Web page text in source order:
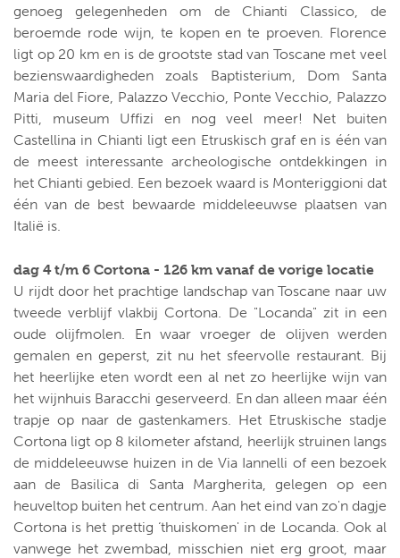
genoeg gelegenheden om de Chianti Classico, de
beroemde rode wijn, te kopen en te proeven. Florence
ligt op 20 km en is de grootste stad van Toscane met veel
bezienswaardigheden zoals Baptisterium, Dom Santa
Maria del Fiore, Palazzo Vecchio, Ponte Vecchio, Palazzo
Pitti, museum Uffizi en nog veel meer! Net buiten
Castellina in Chianti ligt een Etruskisch graf en is één van
de meest interessante archeologische ontdekkingen in
het Chianti gebied. Een bezoek waard is Monteriggioni dat
één van de best bewaarde middeleeuwse plaatsen van
Italië is.
dag 4 t/m 6 Cortona - 126 km vanaf de vorige locatie
U rijdt door het prachtige landschap van Toscane naar uw
tweede verblijf vlakbij Cortona. De "Locanda" zit in een
oude olijfmolen. En waar vroeger de olijven werden
gemalen en geperst, zit nu het sfeervolle restaurant. Bij
het heerlijke eten wordt een al net zo heerlijke wijn van
het wijnhuis Baracchi geserveerd. En dan alleen maar één
trapje op naar de gastenkamers. Het Etruskische stadje
Cortona ligt op 8 kilometer afstand, heerlijk struinen langs
de middeleeuwse huizen in de Via Iannelli of een bezoek
aan de Basilica di Santa Margherita, gelegen op een
heuveltop buiten het centrum. Aan het eind van zo'n dagje
Cortona is het prettig ‘thuiskomen' in de Locanda. Ook al
vanwege het zwembad, misschien niet erg groot, maar